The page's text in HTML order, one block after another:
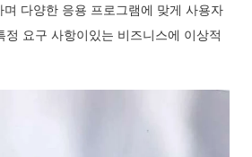
다양한 응용 프로그램에 맞게 사용자
정 요구 사항이있는 비즈니스에 이상적